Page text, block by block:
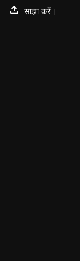
साझा करें।